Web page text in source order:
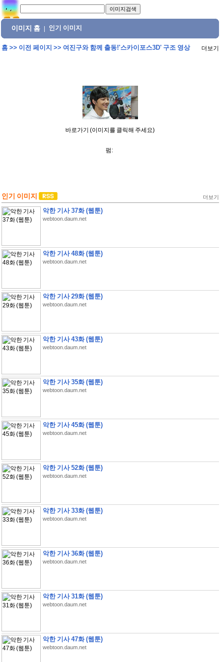
이미지 홈 인기 이미지
홈>> 이전 페이지 >> 여진구와 함께 출동!'스카이포스3D' 구조 영상 더보기
바로가기 (이미지를 클릭해 주세요)
펌:
인기 이미지 더보기
악한 기사 37화 (웹툰)
webtoon.daum.net
악한 기사 48화 (웹툰)
webtoon.daum.net
악한 기사 29화 (웹툰)
webtoon.daum.net
악한 기사 43화 (웹툰)
webtoon.daum.net
악한 기사 35화 (웹툰)
webtoon.daum.net
악한 기사 45화 (웹툰)
webtoon.daum.net
악한 기사 52화 (웹툰)
webtoon.daum.net
악한 기사 33화 (웹툰)
webtoon.daum.net
악한 기사 36화 (웹툰)
webtoon.daum.net
악한 기사 31화 (웹툰)
webtoon.daum.net
악한 기사 47화 (웹툰)
webtoon.daum.net